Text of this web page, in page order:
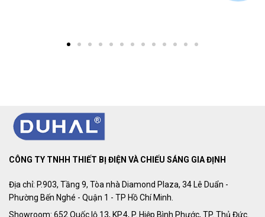
CÔNG TY TNHH THIẾT BỊ ĐIỆN VÀ CHIẾU SÁNG GIA ĐỊNH
Địa chỉ: P.903, Tầng 9, Tòa nhà Diamond Plaza, 34 Lê Duẩn -
Phường Bến Nghé - Quận 1 - TP Hồ Chí Minh.
Showroom: 652 Quốc lộ 13, KP.4, P. Hiệp Bình Phước, TP. Thủ Đức.